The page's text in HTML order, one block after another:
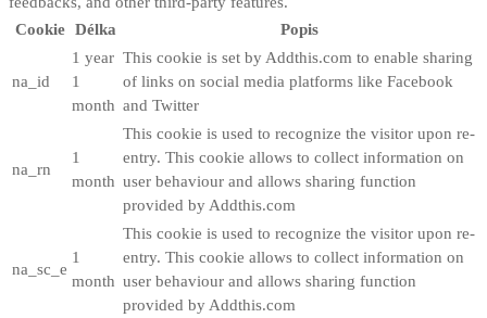
Cookie Délka Popis
na_id
1 year
1
month
This cookie is set by Addthis.com to enable sharing
of links on social media platforms like Facebook
and Twitter
na_rn
1
month
This cookie is used to recognize the visitor upon re-
entry. This cookie allows to collect information on
user behaviour and allows sharing function
provided by Addthis.com
na_sc_e
1
month
This cookie is used to recognize the visitor upon re-
entry. This cookie allows to collect information on
user behaviour and allows sharing function
provided by Addthis.com